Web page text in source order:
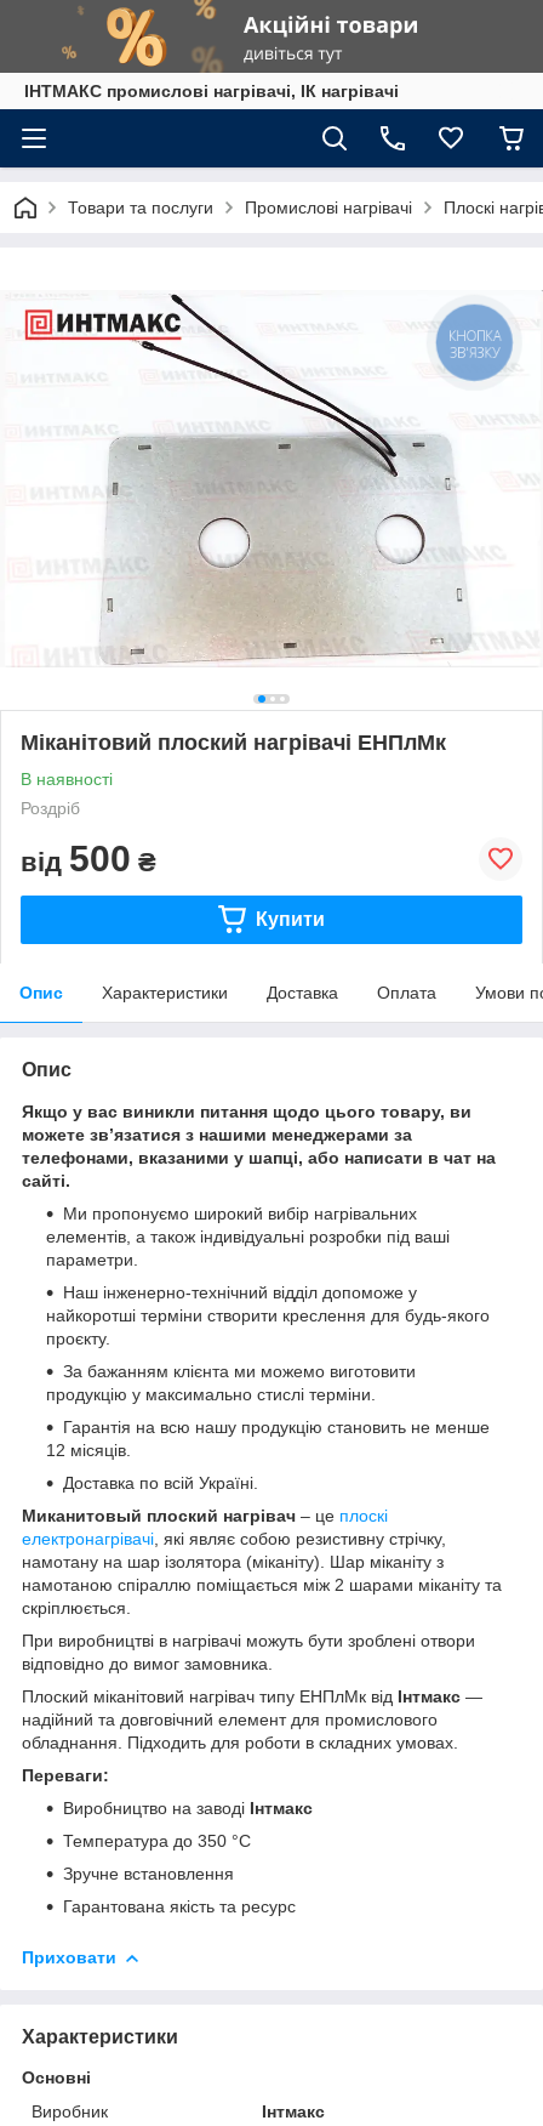
ІНТМАКС промислові нагрівачі, ІК нагрівачі
Товари та послуги Промислові нагрівачі Плоскі
Міканітовий плоский нагрівачі ЕНПлМк
В наявності
Роздріб
від 500 ₴
Купити
Опис Характеристики Доставка Оплата Умови
Опис
Якщо у вас виникли питання щодо цього товару, ви
можете зв’язатися з нашими менеджерами за
телефонами, вказаними у шапці, або написати в чат на
сайті.
Ми пропонуємо широкий вибір нагрівальних
елементів, а також індивідуальні розробки під ваші
параметри.
Наш інженерно-технічний відділ допоможе у
найкоротші терміни створити креслення для будь-якого
проєкту.
За бажанням клієнта ми можемо виготовити
продукцію у максимально стислі терміни.
Гарантія на всю нашу продукцію становить не менше
12 місяців.
Доставка по всій Україні.
Миканитовый плоский нагрівач – це плоскі
електронагрівачі , які являє собою резистивну стрічку,
намотану на шар ізолятора (міканіту). Шар міканіту з
намотаною спіраллю поміщається між 2 шарами міканіту та
скріплюється.
При виробництві в нагрівачі можуть бути зроблені отвори
відповідно до вимог замовника.
Плоский міканітовий нагрівач типу ЕНПлМк від Інтмакс —
надійний та довговічний елемент для промислового
обладнання. Підходить для роботи в складних умовах.
Переваги:
Виробництво на заводі Інтмакс
Температура до 350 °C
Зручне встановлення
Гарантована якість та ресурс
Приховати
Характеристики
Основні
Виробник
Інтмакс
КНОПКА
ЗВ'ЯЗКУ